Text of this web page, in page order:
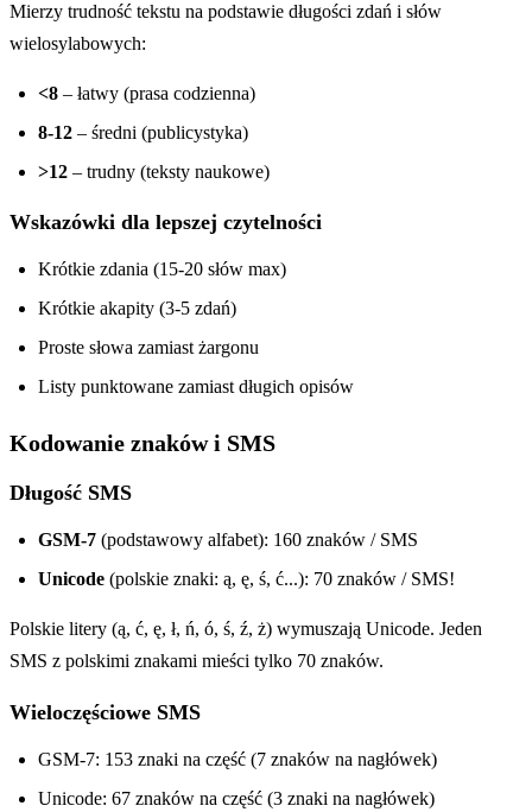
Mierzy trudność tekstu na podstawie długości zdań i słów
wielosylabowych:
<8 – łatwy (prasa codzienna)
8-12 – średni (publicystyka)
>12 – trudny (teksty naukowe)
Wskazówki dla lepszej czytelności
Krótkie zdania (15-20 słów max)
Krótkie akapity (3-5 zdań)
Proste słowa zamiast żargonu
Listy punktowane zamiast długich opisów
Kodowanie znaków i SMS
Długość SMS
GSM-7 (podstawowy alfabet): 160 znaków / SMS
Unicode (polskie znaki: ą, ę, ś, ć...): 70 znaków / SMS!
Polskie litery (ą, ć, ę, ł, ń, ó, ś, ź, ż) wymuszają Unicode. Jeden
SMS z polskimi znakami mieści tylko 70 znaków.
Wieloczęściowe SMS
GSM-7: 153 znaki na część (7 znaków na nagłówek)
Unicode: 67 znaków na część (3 znaki na nagłówek)